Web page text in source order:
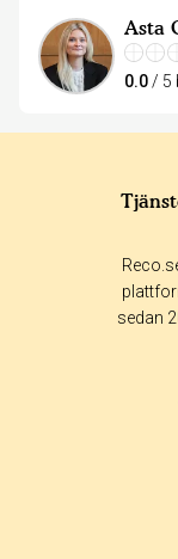
Asta
0.0/ 5
sedan